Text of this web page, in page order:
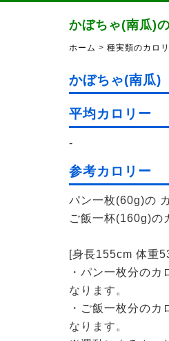
かぼちゃ(南瓜)
ホーム > 種実類のカロ
かぼちゃ(南瓜)
平均カロリー
-
参考カロリー
パン一枚(60g)の
ご飯一杯(160g)の
[身長155cm 体重
・パン一枚分の
なります。
・ご飯一枚分の
なります。